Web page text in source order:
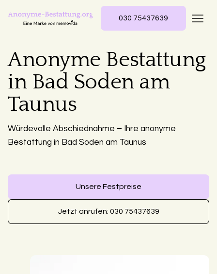
030 75437639
Anonyme Bestattung
in Bad Soden am
Taunus
Würdevolle Abschiednahme – Ihre anonyme
Bestattung in Bad Soden am Taunus
Unsere Festpreise
Jetzt anrufen: 030 75437639